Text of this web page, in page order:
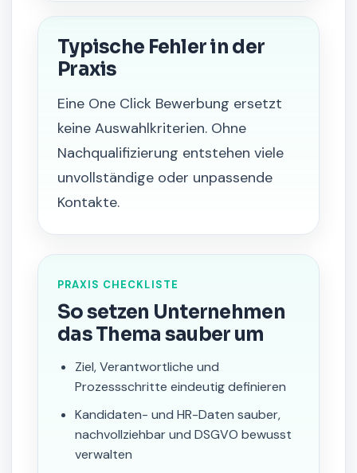
Typische Fehler in der
Praxis
Eine One Click Bewerbung ersetzt
keine Auswahlkriterien. Ohne
Nachqualifizierung entstehen viele
unvollständige oder unpassende
Kontakte.
PRAXIS CHECKLISTE
So setzen Unternehmen
das Thema sauber um
Ziel, Verantwortliche und
Prozessschritte eindeutig definieren
Kandidaten- und HR-Daten sauber,
nachvollziehbar und DSGVO bewusst
verwalten